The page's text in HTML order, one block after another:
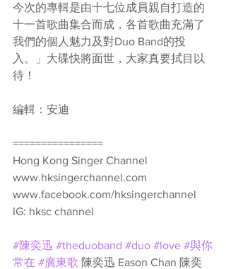
今次的專輯是由十七位成員親自打造的
十一首歌曲集合而成，各首歌曲充滿了
我們的個人魅力及對Duo Band的投
入。」大碟快將面世，大家真要拭目以
待！
編輯：安迪
================
Hong Kong Singer Channel
www.hksingerchannel.com
www.facebook.com/hksingerchannel
IG: hksc channel
#陳奕迅 #theduoband #duo #love #與你
常在 #廣東歌 陳奕迅 Eason Chan 陳奕